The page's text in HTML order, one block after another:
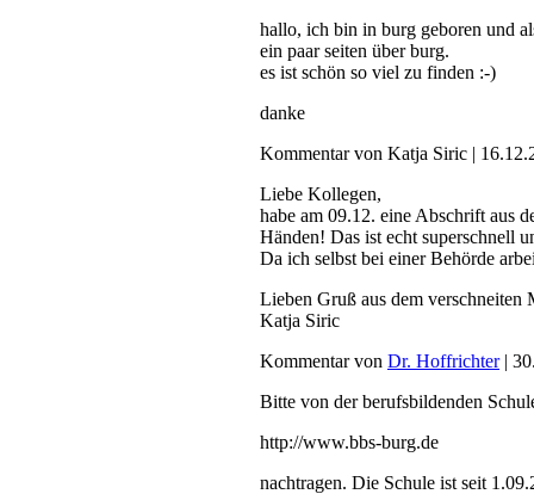
hallo, ich bin in burg geboren und
ein paar seiten über burg.
es ist schön so viel zu finden :-)
danke
Kommentar von Katja Siric |
Liebe Kollegen,
habe am 09.12. eine Abschrift aus
Händen! Das ist echt superschnell
Da ich selbst bei einer Behörde
Lieben Gruß aus dem verschneiten
Katja Siric
Kommentar von Dr. Hoffrichter|
Bitte von der berufsbildenden
http://www.bbs-burg.de
nachtragen. Die Schule ist seit